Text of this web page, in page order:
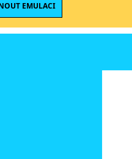
EMULACI